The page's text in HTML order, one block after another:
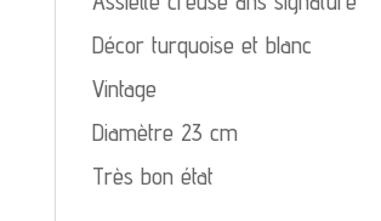
Décor turquoise et blanc
Vintage
Diamètre 23 cm
Très bon état